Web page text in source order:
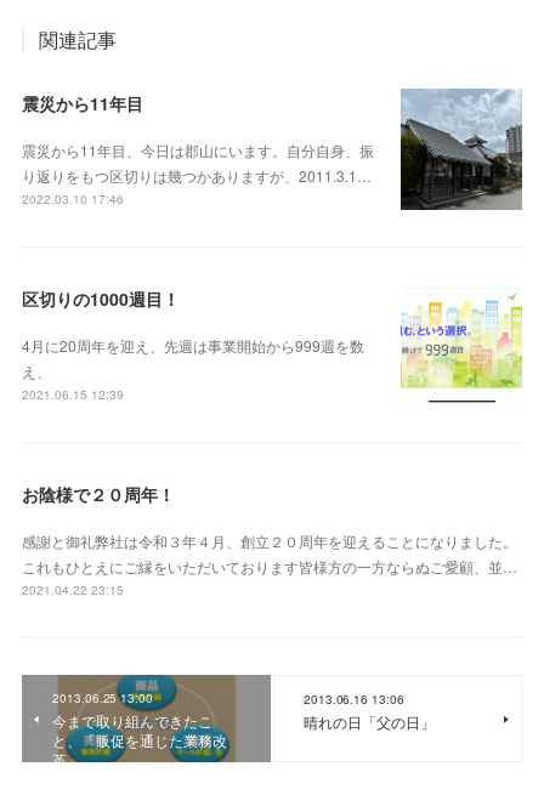
関連記事
震災から11年目
震災から11年目、今日は郡山にいます。自分自身、振
り返りをもつ区切りは幾つかありますが、2011.3.1…
2022.03.10 17:46
区切りの1000週目！
4月に20周年を迎え、先週は事業開始から999週を数
え、
2021.06.15 12:39
お陰様で２０周年！
感謝と御礼弊社は令和３年４月、創立２０周年を迎えることになりました。
これもひとえにご縁をいただいております皆様方の一方ならぬご愛顧、並…
2021.04.22 23:15
2013.06.25 13:00
今まで取り組んできたこ
と、「販促を通じた業務改
革」
2013.06.16 13:06
晴れの日「父の日」